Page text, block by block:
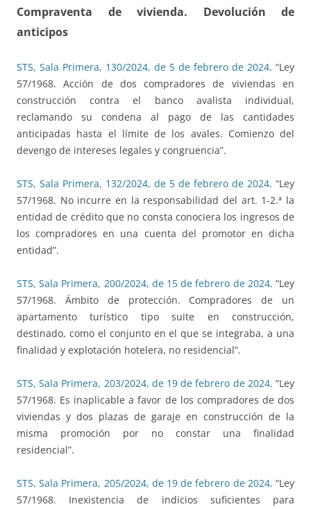
Compraventa de vivienda. Devolución de
anticipos
STS, Sala Primera, 130/2024, de 5 de febrero de 2024. “Ley
57/1968. Acción de dos compradores de viviendas en
construcción contra el banco avalista individual,
reclamando su condena al pago de las cantidades
anticipadas hasta el límite de los avales. Comienzo del
devengo de intereses legales y congruencia”.
STS, Sala Primera, 132/2024, de 5 de febrero de 2024. “Ley
57/1968. No incurre en la responsabilidad del art. 1-2.ª la
entidad de crédito que no consta conociera los ingresos de
los compradores en una cuenta del promotor en dicha
entidad”.
STS, Sala Primera, 200/2024, de 15 de febrero de 2024. “Ley
57/1968. Ámbito de protección. Compradores de un
apartamento turístico tipo suite en construcción,
destinado, como el conjunto en el que se integraba, a una
finalidad y explotación hotelera, no residencial”.
STS, Sala Primera, 203/2024, de 19 de febrero de 2024. “Ley
57/1968. Es inaplicable a favor de los compradores de dos
viviendas y dos plazas de garaje en construcción de la
misma promoción por no constar una finalidad
residencial”.
STS, Sala Primera, 205/2024, de 19 de febrero de 2024. “Ley
57/1968. Inexistencia de indicios suficientes para